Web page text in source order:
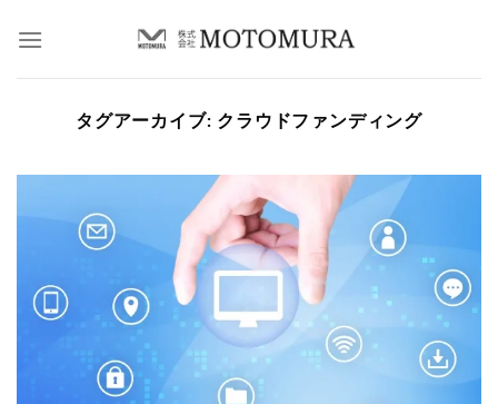
タグアーカイブ: クラウドファンディング